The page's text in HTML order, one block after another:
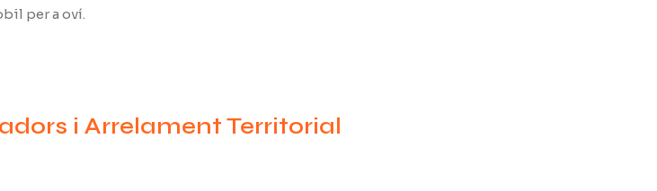
per a oví.
i Arrelament Territorial